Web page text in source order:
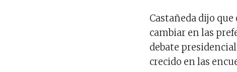
Castañeda dijo
cambiar en las
debate
crecido en las